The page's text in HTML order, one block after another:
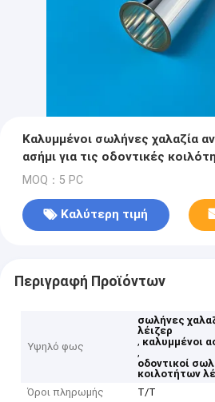
Καλυμμένοι σωλήνες χαλαζία
ασήμι για τις οδοντικές
MOQ：5 PC
Καλύτερη τιμή
Περιγραφή Προϊόντων
Υψηλό φως
σωλήνες
λέιζερ
, καλυμμένοι
,
οδοντικοί
κοιλοτήτων
Όροι πληρωμής
T/T